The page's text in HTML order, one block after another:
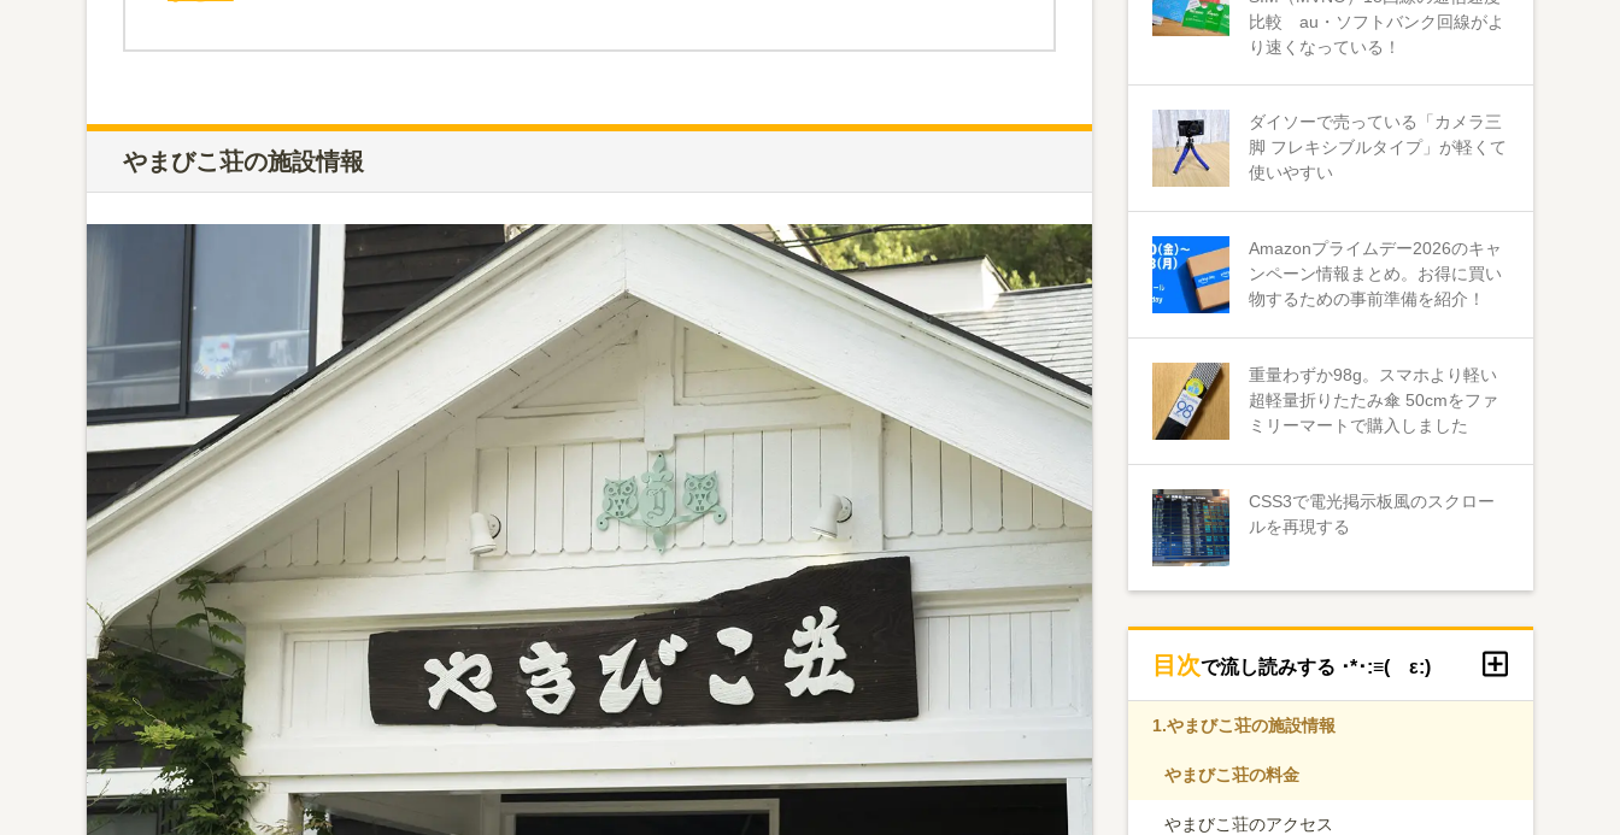
やまびこ荘の施設情報
比較 au・ソフトバンク回線がよ
り速くなっている！
ダイソーで売っている「カメラ三
脚 フレキシブルタイプ」が軽くて
使いやすい
Amazonプライムデー2026のキャ
ンペーン情報まとめ。お得に買い
物するための事前準備を紹介！
重量わずか98g。スマホより軽い
超軽量折りたたみ傘 50cmをファ
ミリーマートで購入しました
CSS3で電光掲示板風のスクロー
ルを再現する
目次で流し読みする ･*･:≡( ε:)
1.やまびこ荘の施設情報
やまびこ荘の料金
やまびこ荘のアクセス